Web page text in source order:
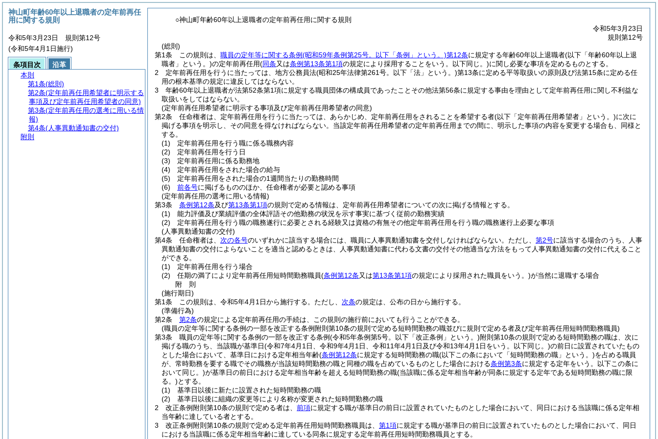
○神山町年齢60年以上退職者の定年前再任用に関する規則
令和5年3月23日
規則第12号
(総則)
第1条
この規則は、 職員の定年等に関する条例(昭和59年条例第25号。以下「条例」という。)第12条に規定する年齢60年以上退職者(以下「年齢60年以上退
職者」という。)の定年前再任用(同条又は条例第13条第1項の規定により採用することをいう。以下同じ。)に関し必要な事項を定めるものとする。
2
定年前再任用を行うに当たっては、地方公務員法(昭和25年法律第261号。以下「法」という。)第13条に定める平等取扱いの原則及び法第15条に定める任
用の根本基準の規定に違反してはならない。
3
年齢60年以上退職者が法第52条第1項に規定する職員団体の構成員であったことその他法第56条に規定する事由を理由として定年前再任用に関し不利益な
取扱いをしてはならない。
(定年前再任用希望者に明示する事項及び定年前再任用希望者の同意)
第2条
任命権者は、定年前再任用を行うに当たっては、あらかじめ、定年前再任用をされることを希望する者(以下「定年前再任用希望者」という。)に次に
掲げる事項を明示し、その同意を得なければならない。 当該定年前再任用希望者の定年前再任用までの間に、明示した事項の内容を変更する場合も、同様と
する。
(1)
定年前再任用を行う職に係る職務内容
(2)
定年前再任用を行う日
(3)
定年前再任用に係る勤務地
(4)
定年前再任用をされた場合の給与
(5)
定年前再任用をされた場合の1週間当たりの勤務時間
(6)
前各号に掲げるもののほか、任命権者が必要と認める事項
(定年前再任用の選考に用いる情報)
第3条
条例第12条及び第13条第1項の規則で定める情報は、定年前再任用希望者についての次に掲げる情報とする。
(1)
能力評価及び業績評価の全体評語その他勤務の状況を示す事実に基づく従前の勤務実績
(2)
定年前再任用を行う職の職務遂行に必要とされる経験又は資格の有無その他定年前再任用を行う職の職務遂行上必要な事項
(人事異動通知書の交付)
第4条
任命権者は、 次の各号のいずれかに該当する場合には、職員に人事異動通知書を交付しなければならない。 ただし、 第2号に該当する場合のうち、人事
異動通知書の交付によらないことを適当と認めるときは、人事異動通知書に代わる文書の交付その他適当な方法をもって人事異動通知書の交付に代えること
ができる。
(1)
定年前再任用を行う場合
(2)
任期の満了により定年前再任用短時間勤務職員(条例第12条又は第13条第1項の規定により採用された職員をいう。)が当然に退職する場合
附 則
(施行期日)
第1条
この規則は、令和5年4月1日から施行する。 ただし、 次条の規定は、公布の日から施行する。
(準備行為)
第2条
第2条の規定による定年前再任用の手続は、この規則の施行前においても行うことができる。
(職員の定年等に関する条例の一部を改正する条例附則第10条の規則で定める短時間勤務の職並びに規則で定める者及び定年前再任用短時間勤務職員)
第3条
職員の定年等に関する条例の一部を改正する条例(令和5年条例第5号。以下「改正条例」という。)附則第10条の規則で定める短時間勤務の職は、次に
掲げる職のうち、当該職が基準日(令和7年4月1日、令和9年4月1日、令和11年4月1日及び令和13年4月1日をいう。以下同じ。)の前日に設置されていたもの
とした場合において、基準日における定年相当年齢(条例第12条に規定する短時間勤務の職(以下この条において「短時間勤務の職」という。)を占める職員
が、常時勤務を要する職でその職務が当該短時間勤務の職と同種の職を占めているものとした場合における条例第3条に規定する定年をいう。以下この条に
おいて同じ。)が基準日の前日における定年相当年齢を超える短時間勤務の職(当該職に係る定年相当年齢が同条に規定する定年である短時間勤務の職に限
る。)とする。
(1)
基準日以後に新たに設置された短時間勤務の職
(2)
基準日以後に組織の変更等により名称が変更された短時間勤務の職
2
改正条例附則第10条の規則で定める者は、 前項に規定する職が基準日の前日に設置されていたものとした場合において、同日における当該職に係る定年相
当年齢に達している者とする。
3
改正条例附則第10条の規則で定める定年前再任用短時間勤務職員は、 第1項に規定する職が基準日の前日に設置されていたものとした場合において、同日
における当該職に係る定年相当年齢に達している同条に規定する定年前再任用短時間勤務職員とする。
神山町年齢60年以上退職者の定年前再任
用に関する規則
令和5年3月23日 規則第12号
(令和5年4月1日施行)
条項目次
沿革
本則
第1条(総則)
第2条(定年前再任用希望者に明示する
事項及び定年前再任用希望者の同意)
第3条(定年前再任用の選考に用いる情
報)
第4条(人事異動通知書の交付)
附則